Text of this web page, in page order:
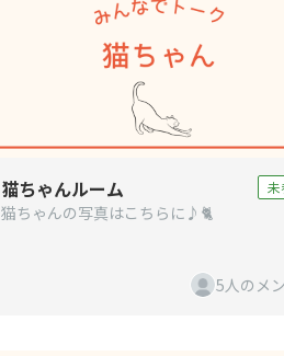
猫ちゃんルーム 未
猫ちゃんの写真はこちらに♪🐈
5人のメ